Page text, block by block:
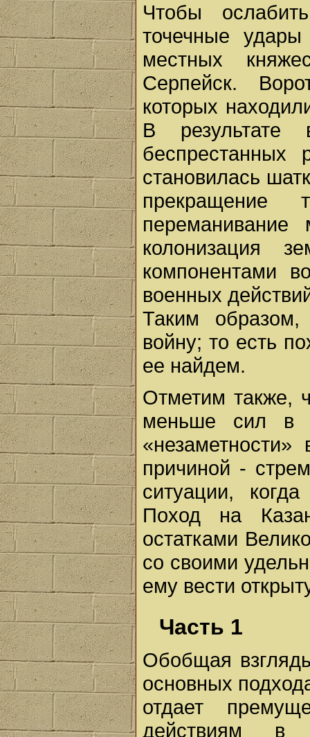
Чтобы
точечные
местных
Серпейск.
которых
В результате
беспрестанных
становилась
прекращение
колонизация
компонентами
военных
Таким
войну; то есть
ее найдем.
Отметим также,
меньше сил в
причиной -
ситуации,
Поход на
остатками
со своими
ему вести
Часть 1
Обобщая
основных
отдает
действиям в